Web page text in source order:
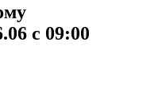
с 09:00